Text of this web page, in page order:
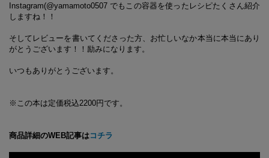
Instagram(@yamamoto0507 でもこの容器を使ったレシピたくさん紹介
しますね！！
そしてレビューを書いてくださった方、お忙しいなか本当に本当にあり
がとうございます！！励みになります。
いつもありがとうございます。
※この本は定価税込2200円です。
商品詳細のWEB記事はコチラ